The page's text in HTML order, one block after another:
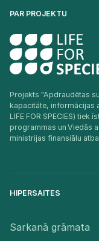
PAR PROJEKTU
Projekts "Apdraudētas
kapacitāte, informācijas
LIFE FOR SPECIES) tiek
programmas un Viedās
ministrijas finansiālu
HIPERSAITES
Sarkanā grāmata